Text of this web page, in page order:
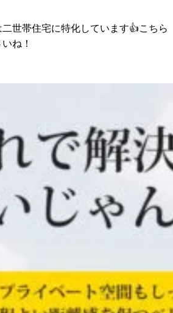
世帯住宅に特化しています👍こちら
ね！